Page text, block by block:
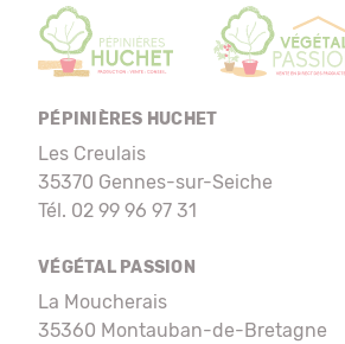
PÉPINIÈRES HUCHET
Les Creulais
35370 Gennes-sur-Seiche
Tél. 02 99 96 97 31
VÉGÉTAL PASSION
La Moucherais
35360 Montauban-de-Bretagne